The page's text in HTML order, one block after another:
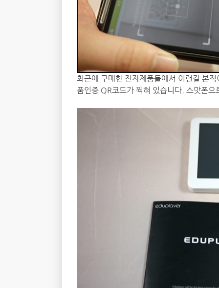
최근에 구매한 전자제품들에서 이런걸 본
품인증 QR코드가 찍혀 있습니다. 스맛폰